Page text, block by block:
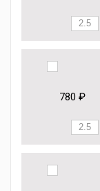
780 ₽